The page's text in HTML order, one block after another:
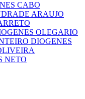
CABO
ARAUJO
OLEGARIO
DIOGENES
NETO